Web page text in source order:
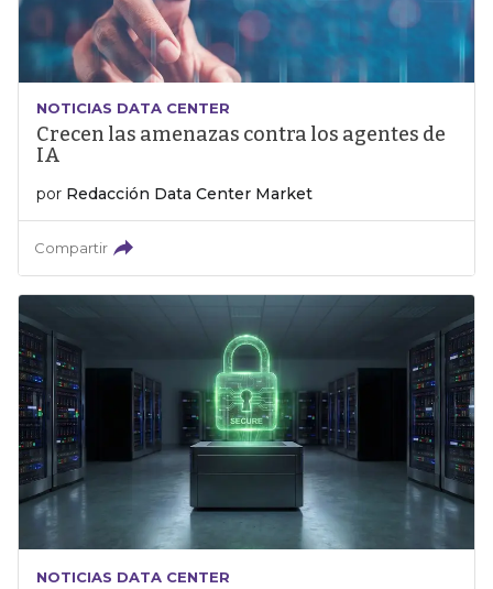
NOTICIAS DATA CENTER
Crecen las amenazas contra los agentes de
IA
por Redacción Data Center Market
Compartir
NOTICIAS DATA CENTER